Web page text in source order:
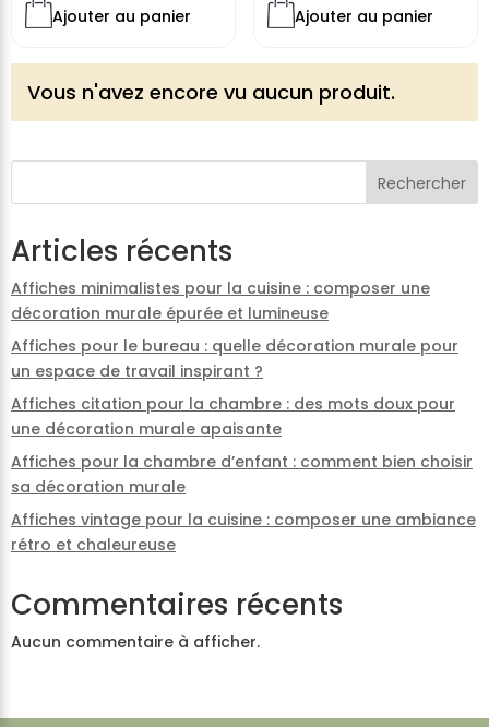
Ajouter au panier Ajouter au panier
Vous n'avez encore vu aucun produit.
Rechercher
Articles récents
Affiches minimalistes pour la cuisine : composer une
décoration murale épurée et lumineuse
Affiches pour le bureau : quelle décoration murale pour
un espace de travail inspirant ?
Affiches citation pour la chambre : des mots doux pour
une décoration murale apaisante
Affiches pour la chambre d’enfant : comment bien choisir
sa décoration murale
Affiches vintage pour la cuisine : composer une ambiance
rétro et chaleureuse
Commentaires récents
Aucun commentaire à afficher.